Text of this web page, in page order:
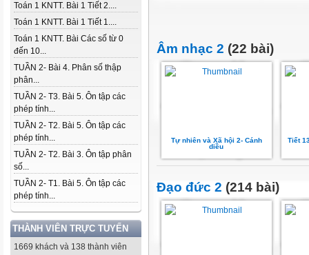
Toán 1 KNTT. Bài 1 Tiết 2....
Toán 1 KNTT. Bài 1 Tiết 1....
Toán 1 KNTT. Bài Các số từ 0
đến 10...
TUẦN 2- Bài 4. Phân số thập
phân...
TUẦN 2- T3. Bài 5. Ôn tập các
phép tính...
TUẦN 2- T2. Bài 5. Ôn tập các
phép tính...
TUẦN 2- T2. Bài 3. Ôn tập phân
số...
TUẦN 2- T1. Bài 5. Ôn tập các
phép tính...
THÀNH VIÊN TRỰC TUYẾN
1669 khách và 138 thành viên
Âm nhạc 2 (22 bài)
Tự nhiên và Xã hội 2- Cánh
diều
Tiết
Đạo đức 2 (214 bài)